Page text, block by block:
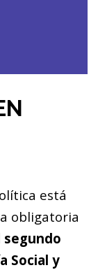
está
obligatoria
Social y